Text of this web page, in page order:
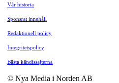
Vår historia
Sponsrat innehåll
Redaktionell policy
Integritetspolicy
Bästa kändissajterna
© Nya Media i Norden AB